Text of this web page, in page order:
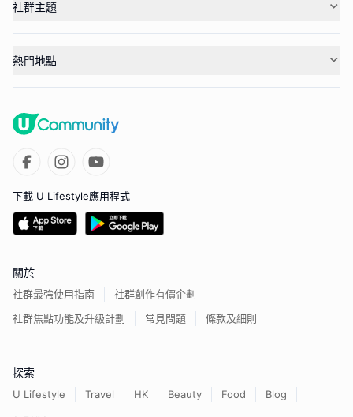
社群主題
熱門地點
下載 U Lifestyle應用程式
關於
社群最強使用指南
社群創作有價企劃
社群焦點功能及升級計劃
常見問題 條款及細則
探索
U Lifestyle Travel HK Beauty Food
Blog